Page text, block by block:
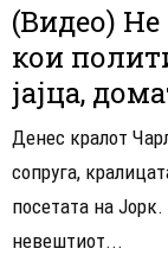
(Видео) Не
кои
јајца,
Денес кралот
сопруга,
посетата на
невештиот...